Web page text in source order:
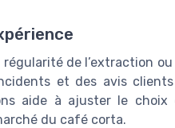
de l’extraction
et des avis clients
aide à ajuster le
du café corta.